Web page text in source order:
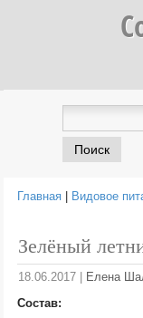
Вы здесь
Главная| Видовое
Зелёный
18.06.2017 Елена
Состав: